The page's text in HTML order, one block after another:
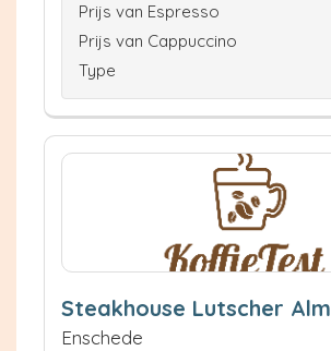
Prijs van Espresso
Prijs van Cappuccino
Type
Steakhouse Lutscher Alm
Enschede